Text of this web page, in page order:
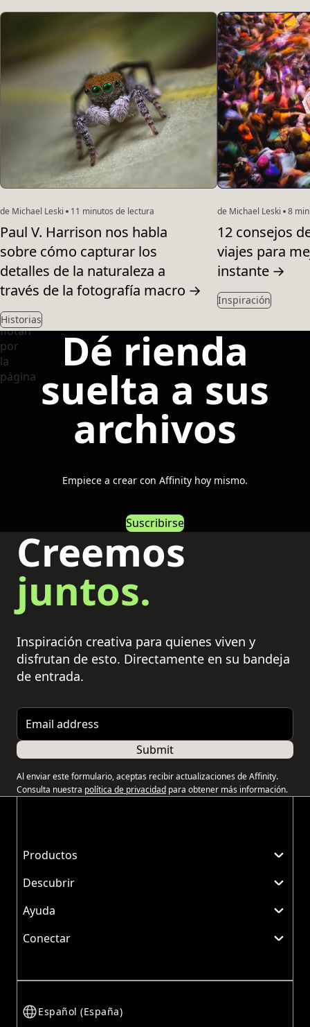
de Michael Leski 11 minutos de lectura
Paul V. Harrison nos habla
sobre cómo capturar los
detalles de la naturaleza a
través de la fotografía macro →
Historias
de Michael Leski 8
12 consejos
viajes para
instante →
Inspiración
Dé rienda
suelta a sus
archivos
Empiece a crear con Affinity hoy mismo.
Suscribirse
Creemos
juntos.
Inspiración creativa para quienes viven y
disfrutan de esto. Directamente en su bandeja
de entrada.
Email address
Submit
Al enviar este formulario, aceptas recibir actualizaciones de Affinity.
Consulta nuestra política de privacidad para obtener más información.
Productos
Descubrir
Ayuda
Conectar
Español (España)